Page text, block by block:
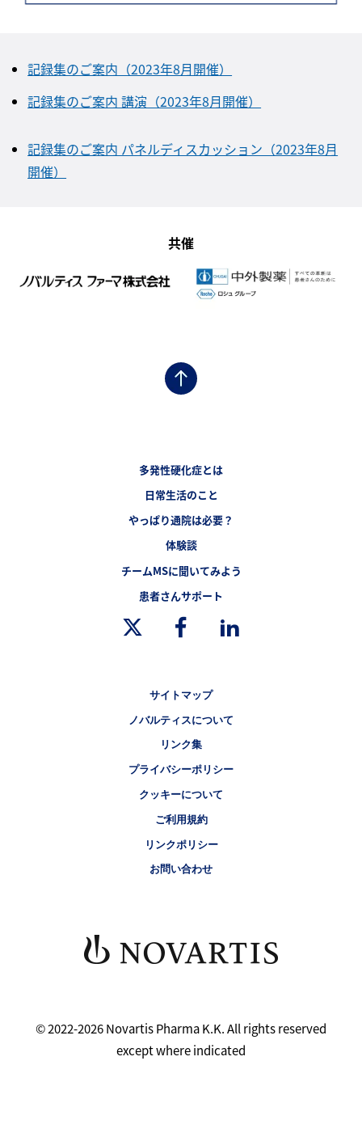
記録集のご案内（2023年8月開催）
記録集のご案内 講演（2023年8月開催）
記録集のご案内 パネルディスカッション（2023年8月
開催）
共催
多発性硬化症とは
フッターナビゲーション2（多発性硬化症.JP）
日常生活のこと
やっぱり通院は必要？
体験談
チームMSに聞いてみよう
患者さんサポート
サイトマップ
ノバルティスについて
リンク集
プライバシーポリシー
クッキーについて
ご利用規約
リンクポリシー
お問い合わせ
© 2022-2026 Novartis Pharma K.K. All rights reserved
except where indicated